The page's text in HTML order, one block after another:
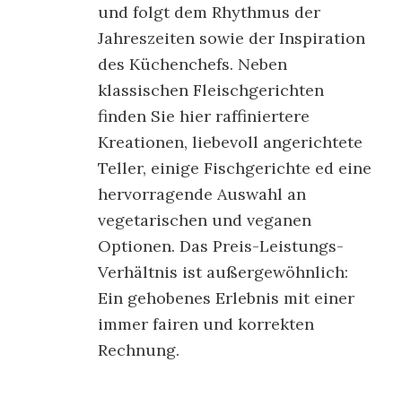
und folgt dem Rhythmus der
Jahreszeiten sowie der Inspiration
des Küchenchefs. Neben
klassischen Fleischgerichten
finden Sie hier raffiniertere
Kreationen, liebevoll angerichtete
Teller, einige Fischgerichte ed eine
hervorragende Auswahl an
vegetarischen und veganen
Optionen. Das Preis-Leistungs-
Verhältnis ist außergewöhnlich:
Ein gehobenes Erlebnis mit einer
immer fairen und korrekten
Rechnung.